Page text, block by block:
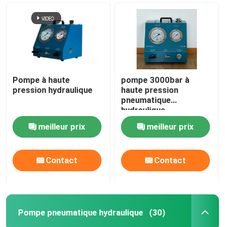
À la maison
Pompe à haute
pression hydraulique
meilleur prix
Contact
pompe 3000bar à
haute pression
pneumatique
hydraulique
pneumatique
meilleur prix
Contact
Pompe pneumatique hydraulique (30)